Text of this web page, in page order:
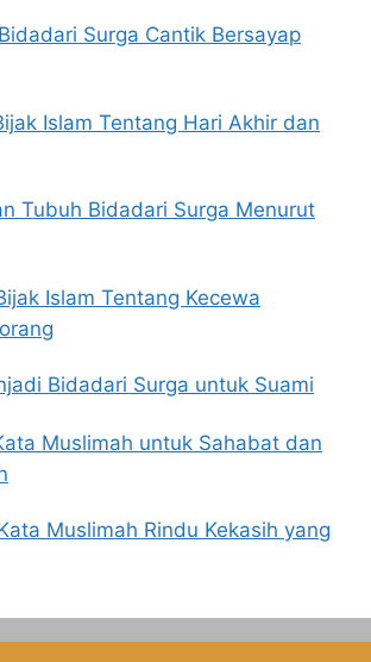
Surga Cantik Bersayap
Islam Tentang Hari Akhir dan
Tubuh Bidadari Surga Menurut
Islam Tentang Kecewa
Bidadari Surga untuk Suami
Muslimah untuk Sahabat dan
Muslimah Rindu Kekasih yang